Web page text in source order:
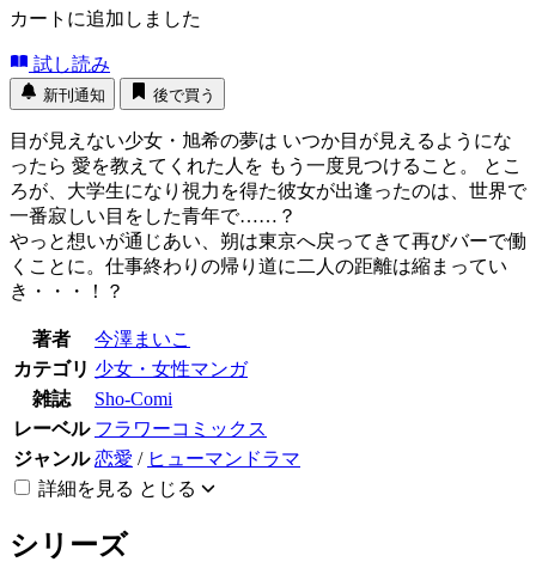
カートに追加しました
試し読み
新刊通知 後で買う
目が見えない少女・旭希の夢は いつか目が見えるようにな
ったら 愛を教えてくれた人を もう一度見つけること。 とこ
ろが、大学生になり視力を得た彼女が出逢ったのは、世界で
一番寂しい目をした青年で……？
やっと想いが通じあい、朔は東京へ戻ってきて再びバーで働
くことに。仕事終わりの帰り道に二人の距離は縮まってい
き・・・！？
著者
今澤まいこ
カテゴリ 少女・女性マンガ
雑誌
Sho-Comi
レーベル フラワーコミックス
ジャンル 恋愛 / ヒューマンドラマ
詳細を見る とじる
シリーズ